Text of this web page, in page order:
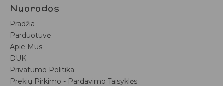
Nuorodos
Pradžia
Parduotuvė
Apie Mus
DUK
Privatumo Politika
Prekių Pirkimo - Pardavimo Taisyklės